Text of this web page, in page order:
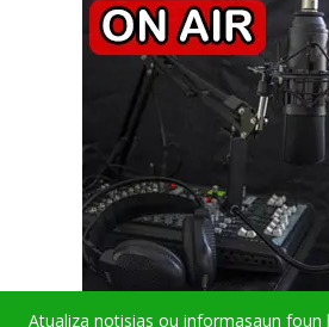
Atualiza notisias ou informasaun foun